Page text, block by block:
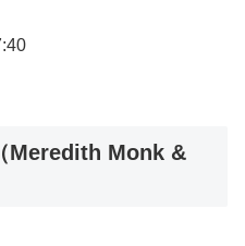
Meredith Monk &